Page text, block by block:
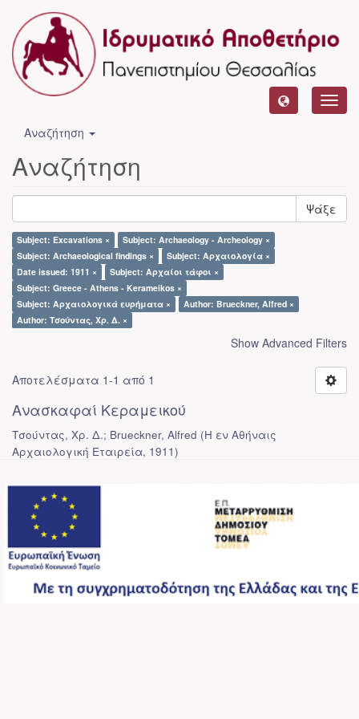
Αναζήτηση
Αναζήτηση
Ψάξε
Subject: Excavations ×
Subject: Archaeology - Archeology ×
Subject: Archaeological findings ×
Subject: Αρχαιολογία ×
Date issued: 1911 ×
Subject: Αρχαίοι τάφοι ×
Subject: Greece - Athens - Kerameikos ×
Subject: Αρχαιολογικά ευρήματα ×
Author: Brueckner, Alfred ×
Author: Τσούντας, Χρ. Δ. ×
Show Advanced Filters
Αποτελέσματα 1-1 από 1
Ανασκαφαί Κεραμεικού
Τσούντας, Χρ. Δ.; Brueckner, Alfred (Η εν Αθήναις
Αρχαιολογική Εταιρεία, 1911)